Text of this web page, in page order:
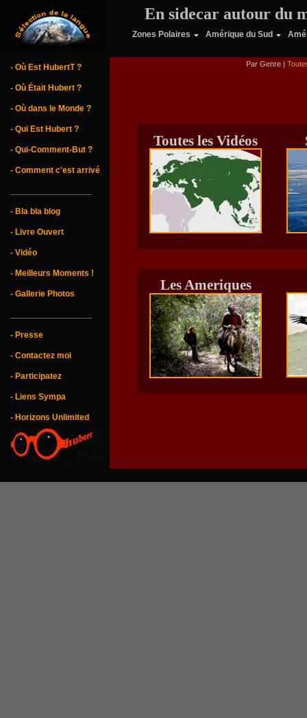
En sidecar autour du
Zones Polaires Amérique du Sud
- Où Est HubertT ?
- Où Était Hubert ?
- Où dans le Monde ?
- Qui Est Hubert ?
- Qui-Comment-But ?
- Comment c'est arrivé
- Bla bla blog
- Livre Ouvert
- Vidéo
- Meilleurs Moments !
- Gallerie Photos
- Presse
- Contactez moi
- Participatez
- Liens Sympa
- Horizons Unlimited
Par Genre |
Toutes les Vidéos
Les Ameriques